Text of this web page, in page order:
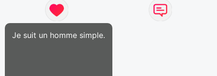
Je suit un homme simple.